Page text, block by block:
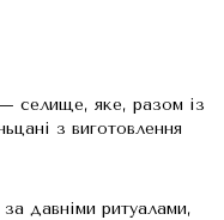
селище, яке, разом із
з виготовлення
давніми ритуалами,